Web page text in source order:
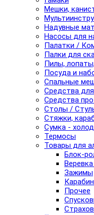
Мешки,
Надувные
Насосы для
Палатки /
Палки для
Пилы,
Посуда и
Спальные
Средства
Средства
Столы /
Стяжки,
Сумка -
Термосы
Товары для
Блок-
Зажимы
Прочее